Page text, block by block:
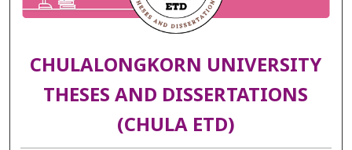
CHULALONGKORN UNIVERSITY
THESES AND DISSERTATIONS
(CHULA ETD)